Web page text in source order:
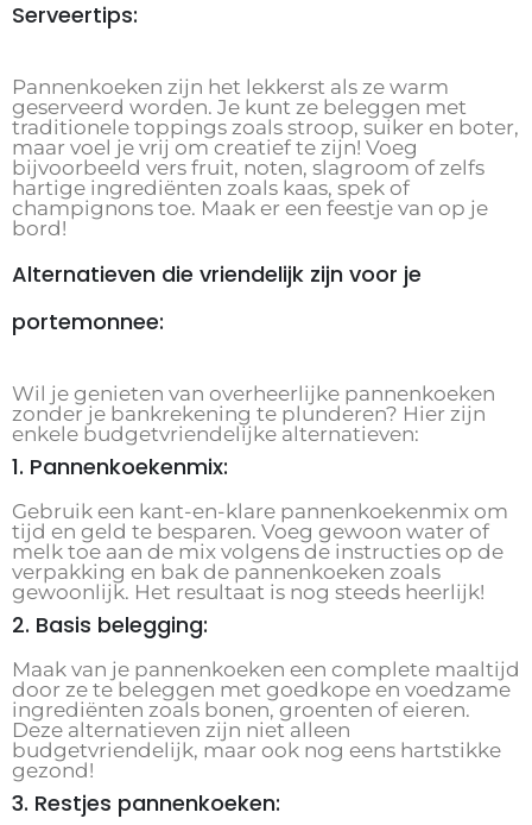
Serveertips:
Pannenkoeken zijn het lekkerst als ze warm
geserveerd worden. Je kunt ze beleggen met
traditionele toppings zoals stroop, suiker en boter,
maar voel je vrij om creatief te zijn! Voeg
bijvoorbeeld vers fruit, noten, slagroom of zelfs
hartige ingrediënten zoals kaas, spek of
champignons toe. Maak er een feestje van op je
bord!
Alternatieven die vriendelijk zijn voor je
portemonnee:
Wil je genieten van overheerlijke pannenkoeken
zonder je bankrekening te plunderen? Hier zijn
enkele budgetvriendelijke alternatieven:
1. Pannenkoekenmix:
Gebruik een kant-en-klare pannenkoekenmix om
tijd en geld te besparen. Voeg gewoon water of
melk toe aan de mix volgens de instructies op de
verpakking en bak de pannenkoeken zoals
gewoonlijk. Het resultaat is nog steeds heerlijk!
2. Basis belegging:
Maak van je pannenkoeken een complete maaltijd
door ze te beleggen met goedkope en voedzame
ingrediënten zoals bonen, groenten of eieren.
Deze alternatieven zijn niet alleen
budgetvriendelijk, maar ook nog eens hartstikke
gezond!
3. Restjes pannenkoeken: